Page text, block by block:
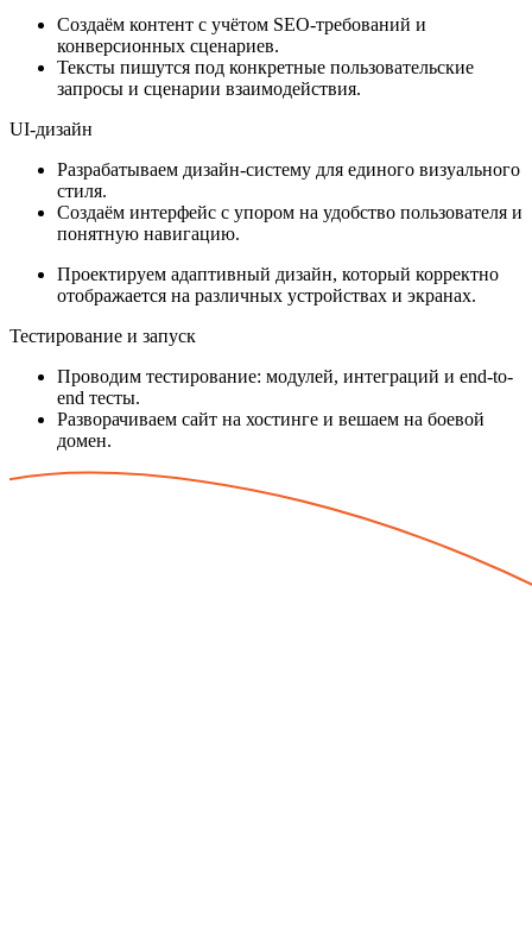
Создаём контент с учётом SEO-требований и
конверсионных сценариев.
Тексты пишутся под конкретные пользовательские
запросы и сценарии взаимодействия.
UI-дизайн
Разрабатываем дизайн-систему для единого визуального
стиля.
Создаём интерфейс с упором на удобство пользователя и
понятную навигацию.
Проектируем адаптивный дизайн, который корректно
отображается на различных устройствах и экранах.
Тестирование и запуск
Проводим тестирование: модулей, интеграций и end-to-
end тесты.
Разворачиваем сайт на хостинге и вешаем на боевой
домен.